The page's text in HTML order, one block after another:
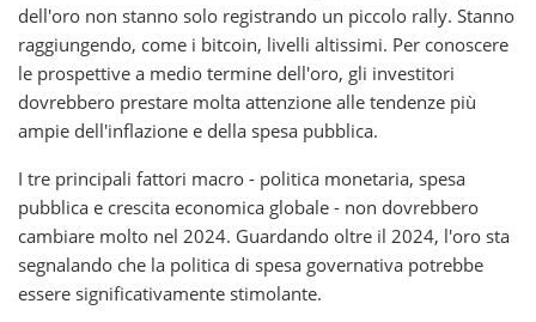
dell'oro non stanno solo registrando un piccolo rally. Stanno
raggiungendo, come i bitcoin, livelli altissimi. Per conoscere
le prospettive a medio termine dell'oro, gli investitori
dovrebbero prestare molta attenzione alle tendenze più
ampie dell'inflazione e della spesa pubblica.
I tre principali fattori macro - politica monetaria, spesa
pubblica e crescita economica globale - non dovrebbero
cambiare molto nel 2024. Guardando oltre il 2024, l'oro sta
segnalando che la politica di spesa governativa potrebbe
essere significativamente stimolante.